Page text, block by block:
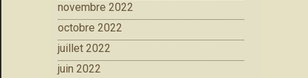
novembre 2022
octobre 2022
juillet 2022
juin 2022